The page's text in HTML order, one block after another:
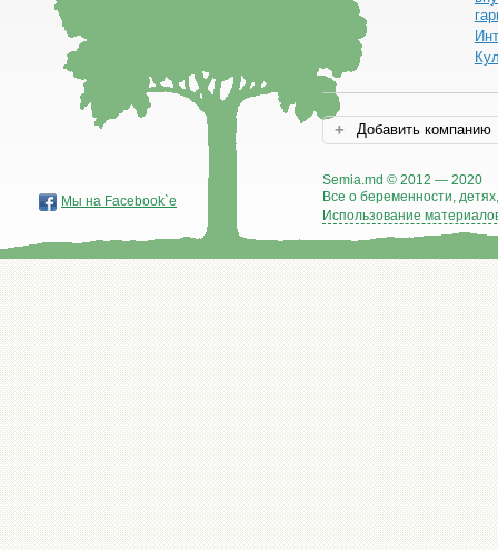
Добавить компанию
Semia.md © 2012 — 2020
Все о беременности,
Использование
Мы на Facebook`е